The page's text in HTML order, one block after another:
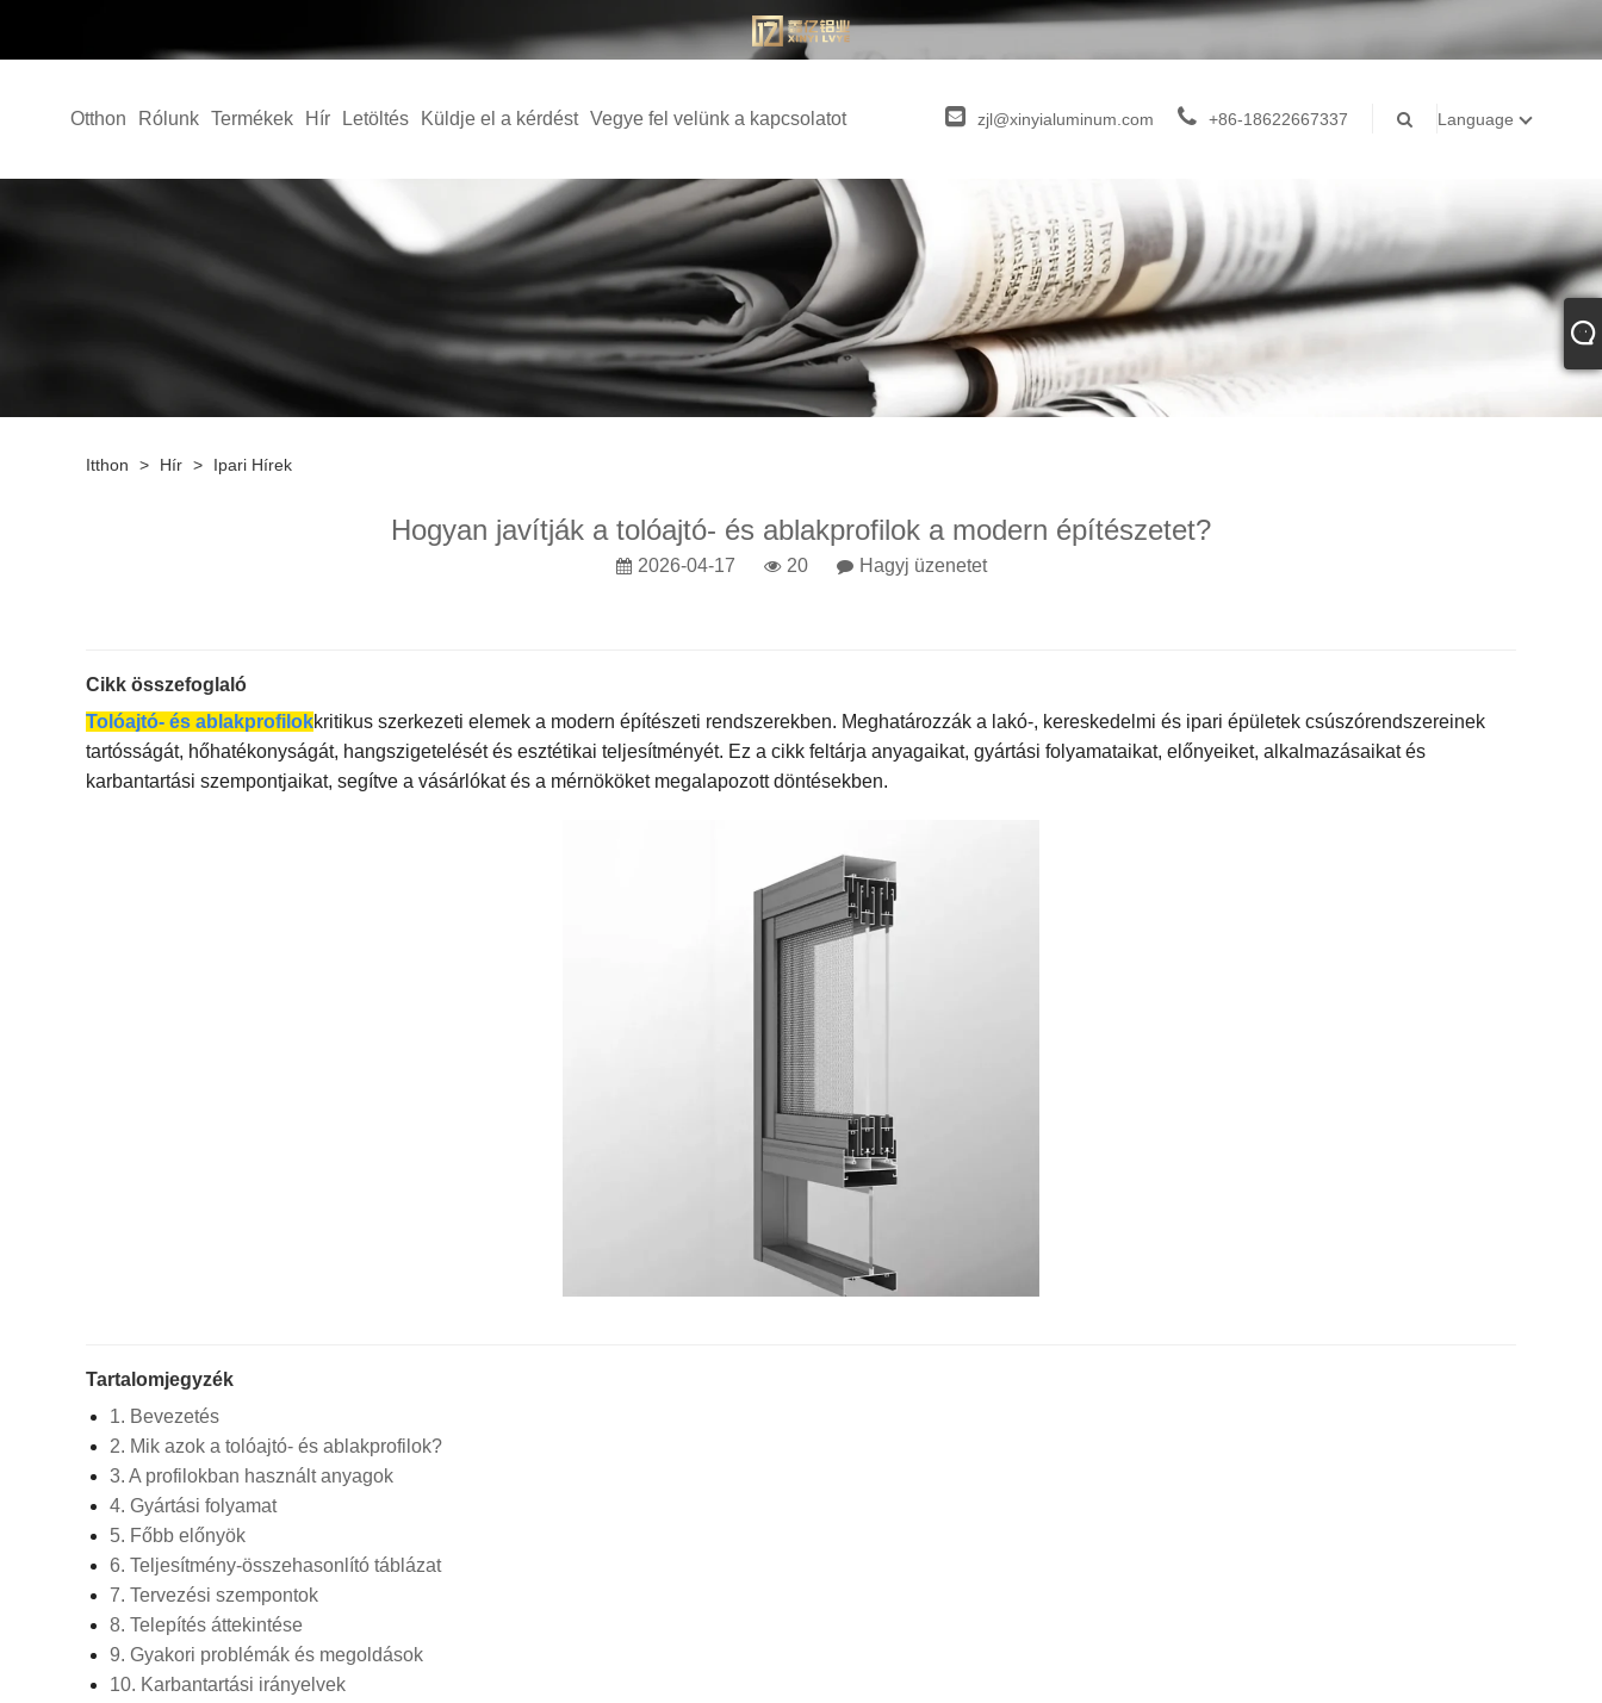
Otthon Rólunk Termékek Hír Letöltés Küldje el a kérdést Vegye fel velünk a kapcsolatot zjl@xinyialuminum.com +86-18622667337 Language
Itthon > Hír > Ipari Hírek
Hogyan javítják a tolóajtó- és ablakprofilok a modern építészetet?
2026-04-17 20 Hagyj üzenetet
Cikk összefoglaló
Tolóajtó- és ablakprofilokkritikus szerkezeti elemek a modern építészeti rendszerekben. Meghatározzák a lakó-, kereskedelmi és ipari épületek csúszórendszereinek
tartósságát, hőhatékonyságát, hangszigetelését és esztétikai teljesítményét. Ez a cikk feltárja anyagaikat, gyártási folyamataikat, előnyeiket, alkalmazásaikat és
karbantartási szempontjaikat, segítve a vásárlókat és a mérnököket megalapozott döntésekben.
Tartalomjegyzék
1. Bevezetés
2. Mik azok a tolóajtó- és ablakprofilok?
3. A profilokban használt anyagok
4. Gyártási folyamat
5. Főbb előnyök
6. Teljesítmény-összehasonlító táblázat
7. Tervezési szempontok
8. Telepítés áttekintése
9. Gyakori problémák és megoldások
10. Karbantartási irányelvek